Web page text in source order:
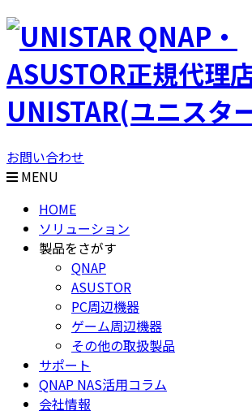
QNAP・
ASUSTOR正規代理
UNISTAR(ユニスタ
お問い合わせ
MENU
HOME
ソリューション
製品をさがす
QNAP
ASUSTOR
PC周辺機器
ゲーム周辺機器
その他の取扱製品
サポート
QNAP NAS活用コラム
会社情報